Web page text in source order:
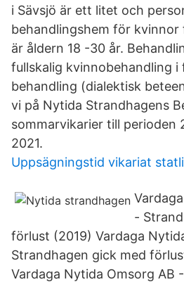
i Sävsjö är ett litet och
behandlingshem för kvinnor
är åldern 18 -30 år.
fullskalig kvinnobehandling i
behandling (dialektisk
vi på Nytida Strandhagens
sommarvikarier till perioden
2021.
Uppsägningstid vikariat
-
förlust (2019) Vardaga
Strandhagen gick med
Vardaga Nytida Omsorg AB